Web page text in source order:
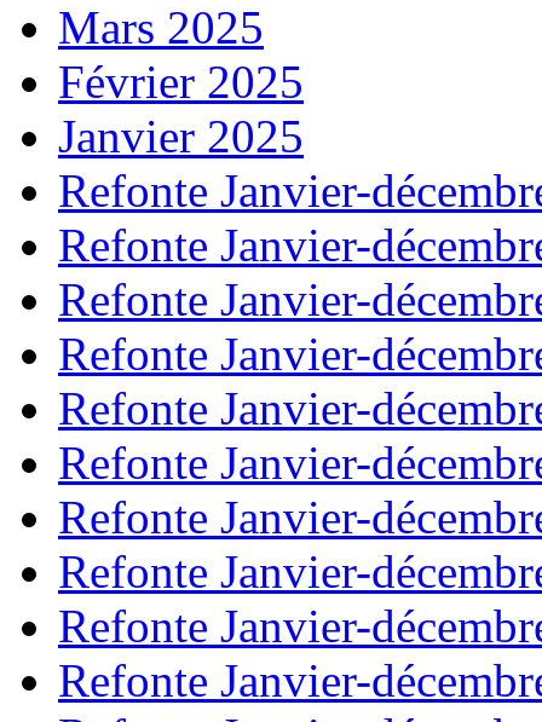
Mars 2025
Février 2025
Janvier 2025
Refonte Janvier-
Refonte Janvier-
Refonte Janvier-
Refonte Janvier-
Refonte Janvier-
Refonte Janvier-
Refonte Janvier-
Refonte Janvier-
Refonte Janvier-
Refonte Janvier-